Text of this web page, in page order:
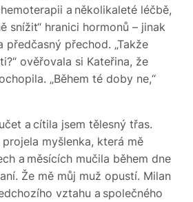
a několikaleté léčbě,
snížit“ hranici hormonů – jinak
přechod. „Takže
ověřovala si Kateřina, že
„Během té doby ne,“
a cítila jsem tělesný třas.
myšlenka, která mě
a měsících mučila během dne
Že mě můj muž opustí. Milan
vztahu a společného